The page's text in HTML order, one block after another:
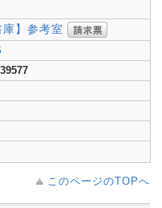
庫】参考室
このページのTOPへ